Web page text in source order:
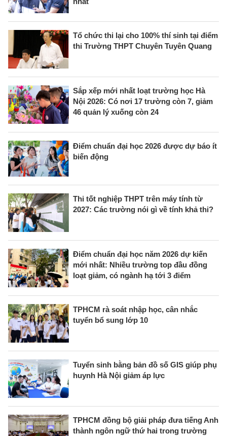
Tổ chức thi lại cho 100% thí sinh tại điểm
thi Trường THPT Chuyên Tuyên Quang
Sắp xếp mới nhất loạt trường học Hà
Nội 2026: Có nơi 17 trường còn 7, giảm
46 quản lý xuống còn 24
Điểm chuẩn đại học 2026 được dự báo ít
biến động
Thi tốt nghiệp THPT trên máy tính từ
2027: Các trường nói gì về tính khả thi?
Điểm chuẩn đại học năm 2026 dự kiến
mới nhất: Nhiều trường top đầu đồng
loạt giảm, có ngành hạ tới 3 điểm
TPHCM rà soát nhập học, cân nhắc
tuyển bổ sung lớp 10
Tuyển sinh bằng bản đồ số GIS giúp phụ
huynh Hà Nội giảm áp lực
TPHCM đồng bộ giải pháp đưa tiếng Anh
thành ngôn ngữ thứ hai trong trường